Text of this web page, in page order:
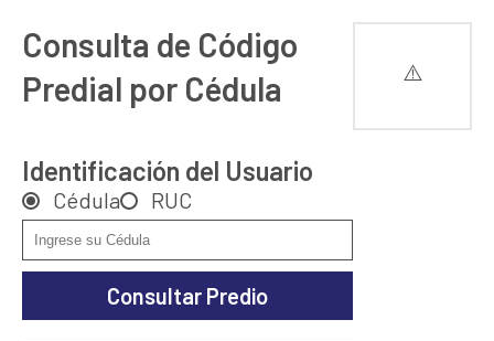
Consulta de Código
Predial por Cédula
Identificación del Usuario
Cédula RUC
Consultar Predio